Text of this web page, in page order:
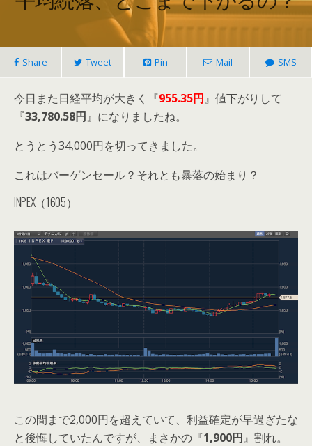
Share Tweet Pin Mail SMS
今日また日経平均が大きく『955.35円』値下がりして
『33,780.58円』になりましたね。
とうとう34,000円を切ってきました。
これはバーゲンセール？それとも暴落の始まり？
INPEX（1605）
この間まで2,000円を超えていて、利益確定が早過ぎたな
と後悔していたんですが、まさかの『1,900円』割れ。